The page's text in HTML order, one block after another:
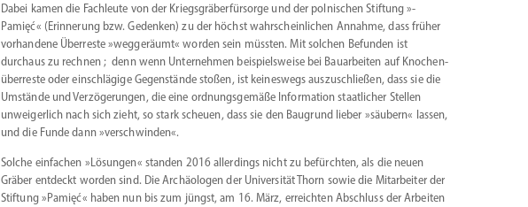
Dabei kamen die Fachleute von der Kriegs­grä­ber­für­sorge und der polni­schen Stiftung »­
Pamięć« (Erinnerung bzw. Gedenken) zu der höchst wahrschein­lichen Annahme, dass früher
vorhandene Überreste »wegge­räumt« worden sein müssten. Mit solchen Befunden ist
durchaus zu rechnen ; denn wenn ­Unter­nehmen beispiels­weise bei Bauar­beiten auf Knochen­
über­reste oder ­einschlägige Gegen­stände stoßen, ist keineswegs auszu­schließen, dass sie die
Umstände und Verzö­ge­rungen, die eine ordnungs­gemäße Infor­mation staat­licher Stellen
unwei­gerlich nach sich zieht, so stark scheuen, dass sie den Baugrund lieber »säubern« lassen,
und die Funde dann »verschwinden«.
Solche einfachen »Lösungen« standen 2016 aller­dings nicht zu befürchten, als die neuen
Gräber entdeckt worden sind. Die Archäo­logen der Univer­sität Thorn sowie die Mitar­beiter der
Stiftung »Pamięć« haben nun bis zum jüngst, am 16. März, erreichten Abschluss der Arbeiten